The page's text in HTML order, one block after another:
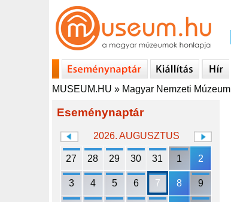
MUSEUM.HU » Magyar Nemzeti Múzeum
Eseménynaptár
2026. AUGUSZTUS
27 28 29 30 31 1 2
3 4 5 6 7 8 9